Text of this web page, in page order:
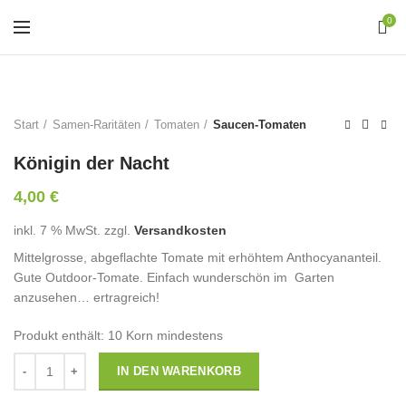
0
Start Samen-Raritäten Tomaten Saucen-Tomaten
Königin der Nacht
4,00 €
inkl. 7 % MwSt. zzgl. Versandkosten
Mittelgrosse, abgeflachte Tomate mit erhöhtem Anthocyananteil.
Gute Outdoor-Tomate. Einfach wunderschön im Garten
anzusehen… ertragreich!
Produkt enthält: 10 Korn mindestens
IN DEN WARENKORB